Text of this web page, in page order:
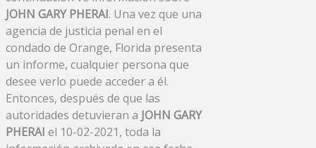
JOHN GARY PHERAI. Una vez que una
agencia de justicia penal en el
condado de Orange, Florida presenta
un informe, cualquier persona que
desee verlo puede acceder a él.
Entonces, después de que las
autoridades detuvieran a JOHN GARY
PHERAI el 10-02-2021, toda la